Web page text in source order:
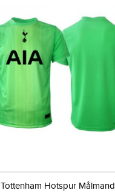
Tottenham Hotspur Målmand